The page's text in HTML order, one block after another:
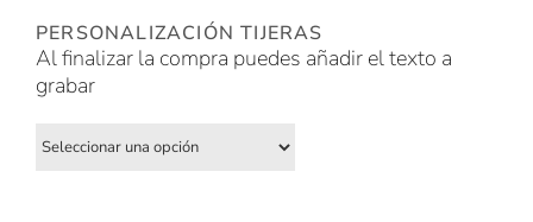
PERSONALIZACIÓN TIJERAS
Al finalizar la compra puedes añadir el texto a
grabar